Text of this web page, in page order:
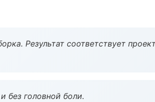
Результат соответствует
без головной боли.